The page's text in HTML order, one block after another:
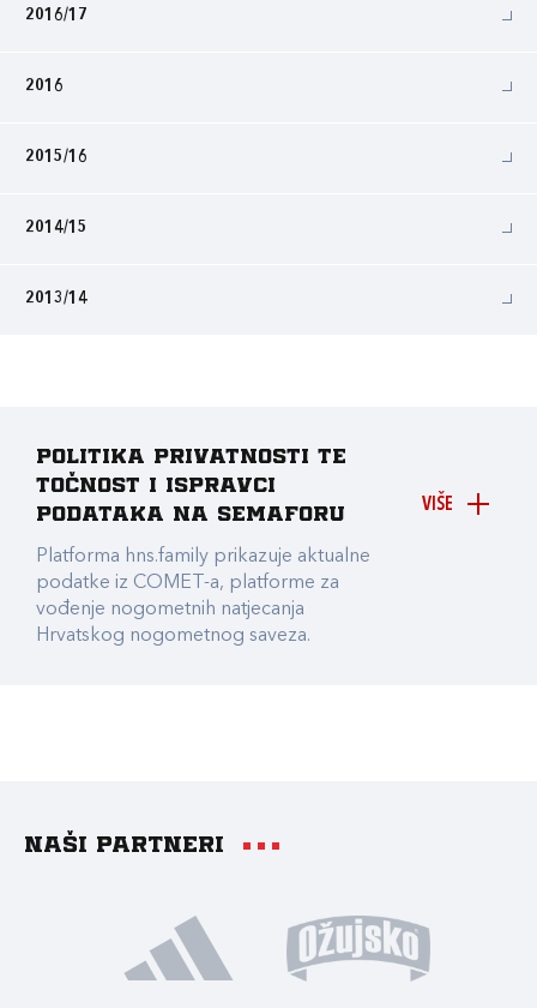
2016/17
2016
2015/16
2014/15
2013/14
VIŠE
Politika privatnosti te
točnost i ispravci
podataka na Semaforu
Platforma hns.family prikazuje aktualne
podatke iz COMET-a, platforme za
vođenje nogometnih natjecanja
Hrvatskog nogometnog saveza.
Naši partneri